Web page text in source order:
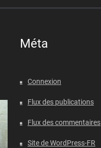
Méta
Connexion
Flux des publications
Flux des commentaires
Site de WordPress-FR